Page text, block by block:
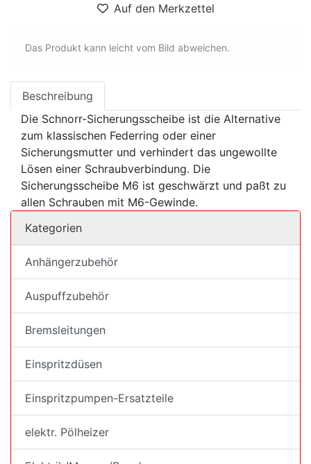
Auf den Merkzettel
Das Produkt kann leicht vom Bild abweichen.
Beschreibung
Die Schnorr-Sicherungsscheibe ist die Alternative
zum klassischen Federring oder einer
Sicherungsmutter und verhindert das ungewollte
Lösen einer Schraubverbindung. Die
Sicherungsscheibe M6 ist geschwärzt und paßt zu
allen Schrauben mit M6-Gewinde.
Kategorien
Anhängerzubehör
Auspuffzubehör
Bremsleitungen
Einspritzdüsen
Einspritzpumpen-Ersatzteile
elektr. Pölheizer